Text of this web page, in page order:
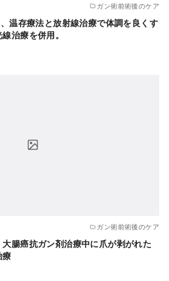
ガン術前術後のケア
温存療法と放射線治療で体調を良くす
治療を併用。
ガン術前術後のケア
腸癌抗ガン剤治療中に爪が剥がれた
療